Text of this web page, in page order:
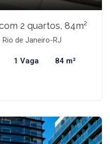
2 quartos, 84m²
de Janeiro-RJ
1 Vaga 84 m²